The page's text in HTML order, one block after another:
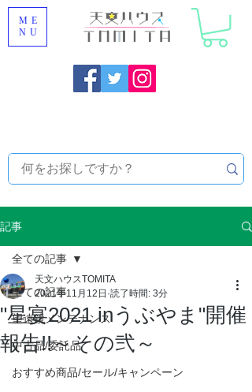
ME
NU
記事
全ての記事
望遠鏡メンテナンス
中古品/委託品
おすすめ商品/セール/キャンペーン
全ての記事
"星宴2021 inうぶやま"開催
報告!!～その弐～
天文ハウスTOMITA
2021年11月12日 読了時間: 3分